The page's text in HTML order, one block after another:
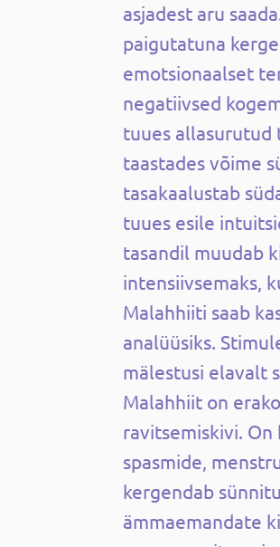
asjadest aru
paigutatuna
emotsionaalset
negatiivsed
tuues allasurutud
taastades võime
tasakaalustab
tuues esile
tasandil muudab
intensiivsemaks,
Malahhiiti saab
analüüsiks.
mälestusi elavalt
Malahhiit on
ravitsemiskivi.
spasmide,
kergendab
ämmaemandate